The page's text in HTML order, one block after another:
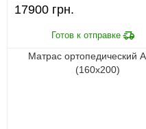
17900 грн.
Матрас ортопедический
(160х200)